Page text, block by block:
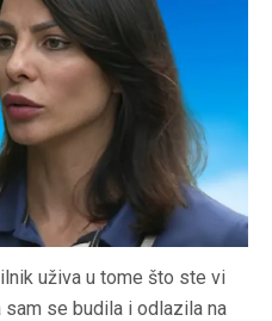
uživa u tome što ste vi
se budila i odlazila na